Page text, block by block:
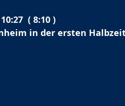
( 8:10 )
in der ersten